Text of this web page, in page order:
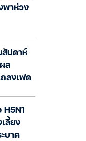
พาห่วง
สัปดาห์
ล
ลงเฟด
ลี้ยง
บาด